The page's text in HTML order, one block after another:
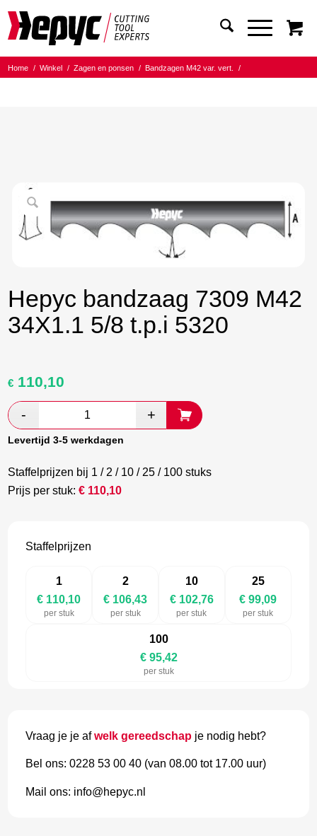
Home / Winkel / Zagen en ponsen / Bandzagen M42 var. vert.
/
Hepyc bandzaag 7309 M42
34X1.1 5/8 t.p.i 5320
Oorspronkelijke
was:
€ 183,50.
€ 110,10
€ 106,43.
Levertijd 3-5 werkdagen
Staffelprijzen bij 1 / 2 / 10 / 25 / 100 stuks
Prijs per stuk:€ 110,10
Staffelprijzen
1
€ 110,10
per stuk
2
€ 106,43
per stuk
10
€ 102,76
per stuk
25
€ 99,09
per stuk
100
€ 95,42
per stuk
Vraag je je afwelk gereedschap je nodig hebt?
Bel ons: 0228 53 00 40 (van 08.00 tot 17.00 uur)
Mail ons: info@hepyc.nl